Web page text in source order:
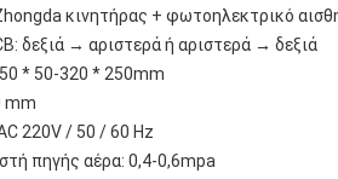
κινητήρας + φωτοηλεκτρικό
δεξιά → αριστερά ή αριστερά → δεξιά
* 50-320 * 250mm
mm
220V / 50 / 60 Hz
πηγής αέρα: 0,4-0,6mpa